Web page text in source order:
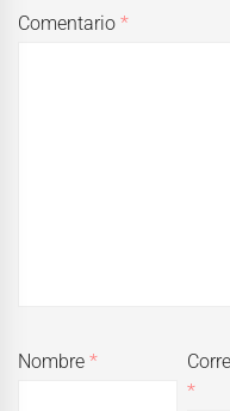
Comentario*
Nombre*
*